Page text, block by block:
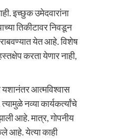
इच्छुक उमेदवारांना
तिकीटावर निवडून
राबवण्यात येत आहे. विशेष
करता येणार नाही,
यशानंतर आत्मविश्वास
नव्या कार्यकर्त्यांचे
आहे. मात्र, गोपनीय
आहे. येत्या काही